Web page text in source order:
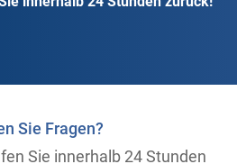
Sie Fragen?
Sie innerhalb 24 Stunden